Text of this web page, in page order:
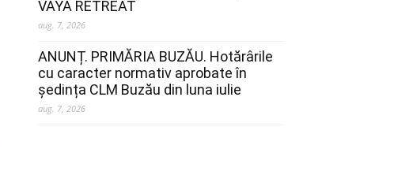
VAYA RETREAT
aug. 7, 2026
ANUNȚ. PRIMĂRIA BUZĂU. Hotărârile
cu caracter normativ aprobate în
ședința CLM Buzău din luna iulie
aug. 7, 2026